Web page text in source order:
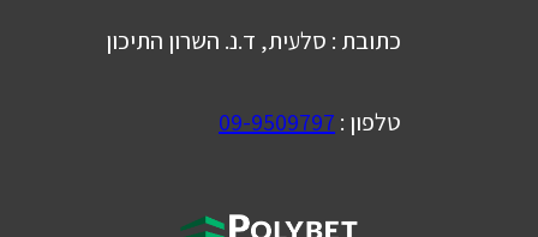
כתובת : סלעית, ד.נ. השרון התיכון
טלפון : 09-9509797